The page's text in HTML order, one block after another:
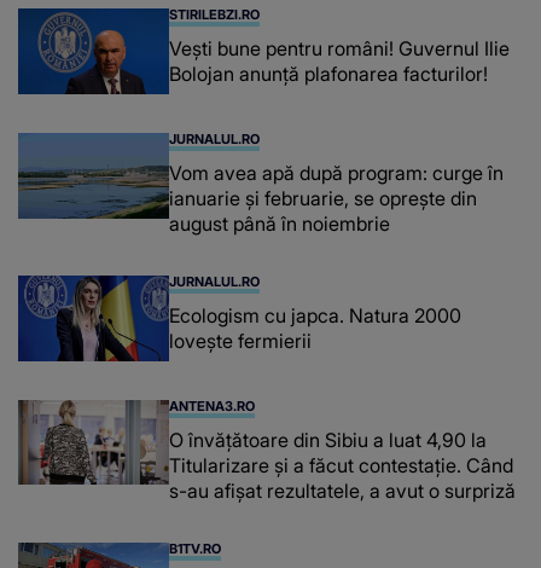
STIRILEBZI.RO
Vești bune pentru români! Guvernul Ilie
Bolojan anunță plafonarea facturilor!
JURNALUL.RO
Vom avea apă după program: curge în
ianuarie și februarie, se oprește din
august până în noiembrie
JURNALUL.RO
Ecologism cu japca. Natura 2000
lovește fermierii
ANTENA3.RO
O învățătoare din Sibiu a luat 4,90 la
Titularizare și a făcut contestație. Când
s-au afișat rezultatele, a avut o surpriză
B1TV.RO